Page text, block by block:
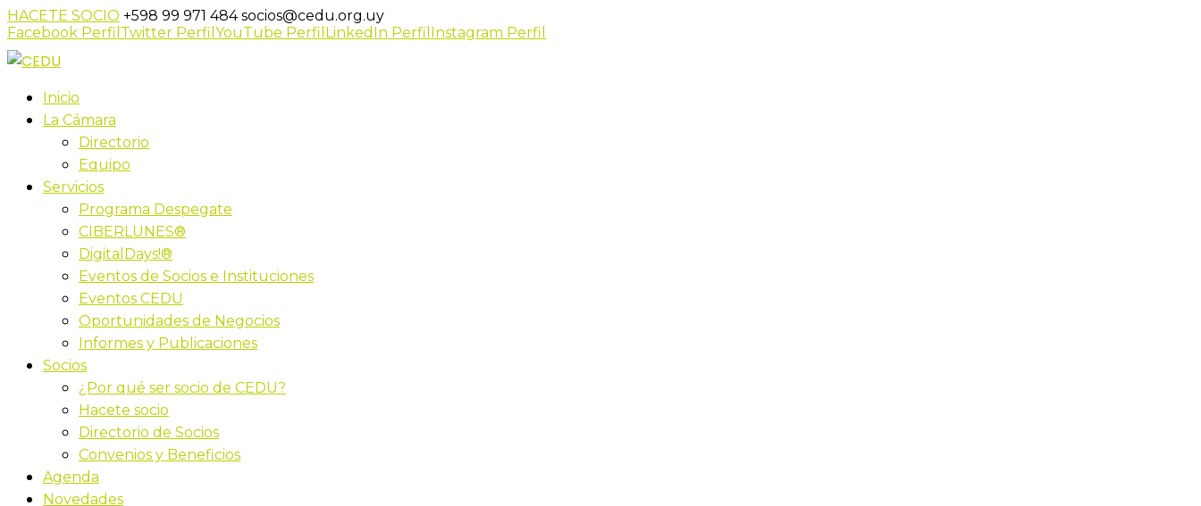
HACETE SOCIO +598 99 971 484socios@cedu.org.uy
Facebook Perfil Twitter Perfil YouTube Perfil LinkedIn Perfil Instagram Perfil
Inicio
La Cámara
Directorio
Equipo
Servicios
Programa Despegate
CIBERLUNES®
DigitalDays!®
Eventos de Socios e Instituciones
Eventos CEDU
Oportunidades de Negocios
Informes y Publicaciones
Socios
¿Por qué ser socio de CEDU?
Hacete socio
Directorio de Socios
Convenios y Beneficios
Agenda
Novedades